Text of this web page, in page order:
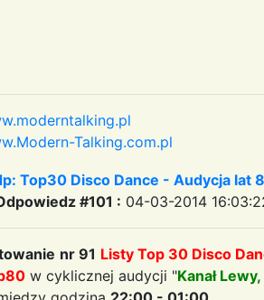
Talking.com.pl
Top30 Disco Dance - Audycja lat
#101 : 04-03-2014
nr 91 Listy Top 30 Disco
w cyklicznej audycji "Kanał